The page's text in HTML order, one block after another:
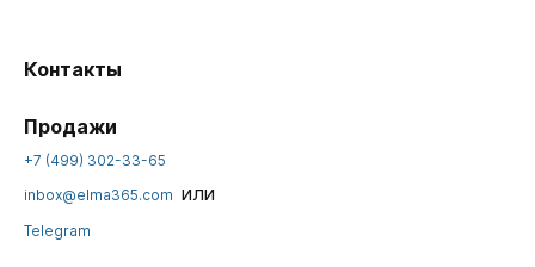
Контакты
Продажи
+7 (499) 302-33-65
inbox@elma365.com или
Telegram